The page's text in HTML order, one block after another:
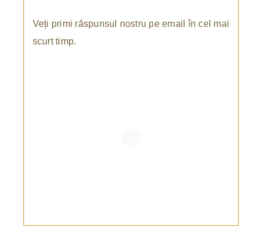
Veți primi răspunsul nostru pe email în cel mai
scurt timp.